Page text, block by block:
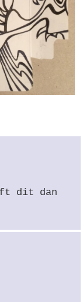
dit dan